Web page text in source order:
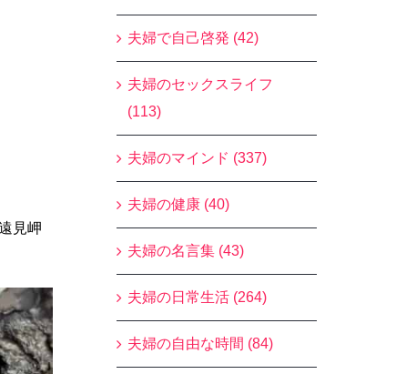
見岬
夫婦で自己啓発 (42)
夫婦のセックスライフ
(113)
夫婦のマインド (337)
夫婦の健康 (40)
夫婦の名言集 (43)
夫婦の日常生活 (264)
夫婦の自由な時間 (84)